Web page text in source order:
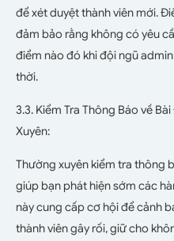
để xét duyệt thành viên mới.
đảm bảo rằng không có yêu
điểm nào đó khi đội ngũ
thời.
3.3. Kiểm Tra Thông Báo về
Xuyên:
Thường xuyên kiểm tra thông
giúp bạn phát hiện sớm các
này cung cấp cơ hội để cảnh
thành viên gây rối, giữ cho